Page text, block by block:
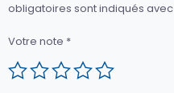
obligatoires sont indiqués avec
Votre note *